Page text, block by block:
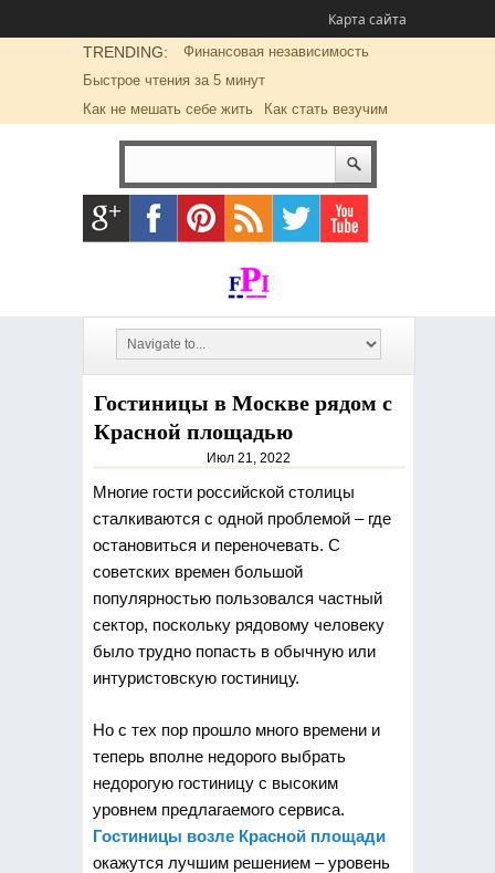
Карта сайта
TRENDING:
Финансовая независимость
Быстрое чтения за 5 минут
Как не мешать себе жить
Как стать везучим
Гостиницы в Москве рядом с
Красной площадью
Июл 21, 2022
Многие гости российской столицы
сталкиваются с одной проблемой – где
остановиться и переночевать. С
советских времен большой
популярностью пользовался частный
сектор, поскольку рядовому человеку
было трудно попасть в обычную или
интуристовскую гостиницу.
Но с тех пор прошло много времени и
теперь вполне недорого выбрать
недорогую гостиницу с высоким
уровнем предлагаемого сервиса.
Гостиницы возле Красной площади
окажутся лучшим решением – уровень